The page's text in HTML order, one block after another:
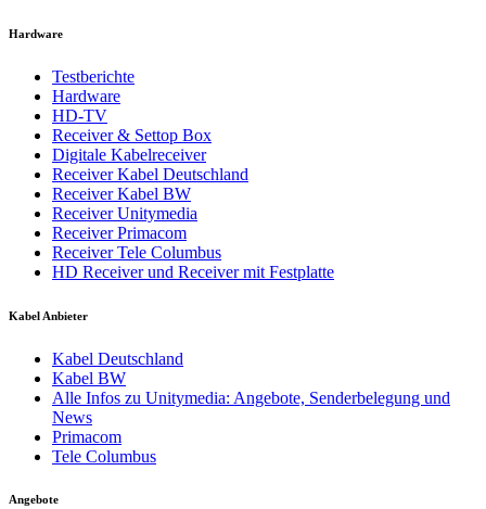
Hardware
Testberichte
Hardware
HD-TV
Receiver & Settop Box
Digitale Kabelreceiver
Receiver Kabel Deutschland
Receiver Kabel BW
Receiver Unitymedia
Receiver Primacom
Receiver Tele Columbus
HD Receiver und Receiver mit Festplatte
Kabel Anbieter
Kabel Deutschland
Kabel BW
Alle Infos zu Unitymedia: Angebote, Senderbelegung und
News
Primacom
Tele Columbus
Angebote